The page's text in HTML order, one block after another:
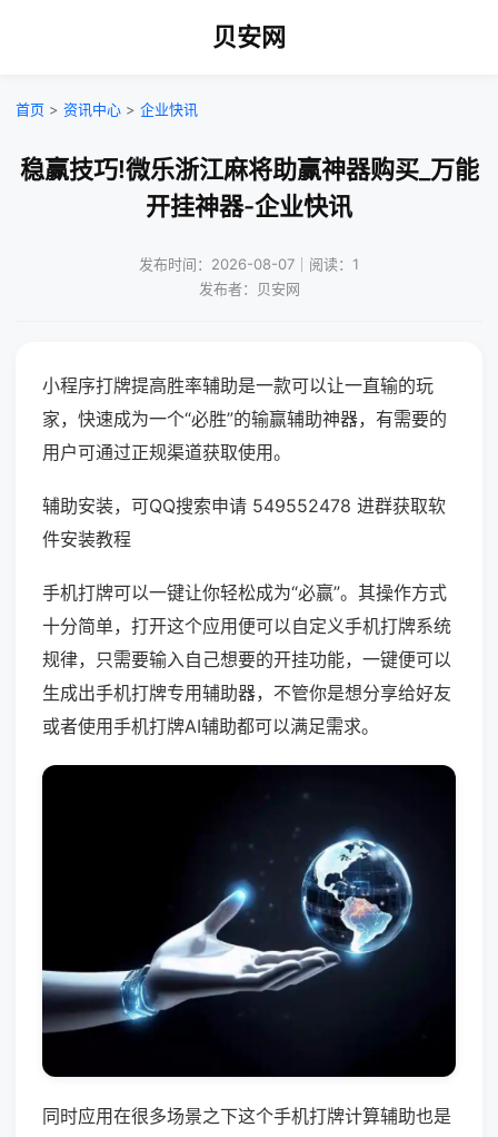
贝安网
首页 > 资讯中心 > 企业快讯
稳赢技巧!微乐浙江麻将助赢神器购买_万能
开挂神器-企业快讯
发布时间：2026-08-07｜阅读：1
发布者：贝安网
小程序打牌提高胜率辅助是一款可以让一直输的玩
家，快速成为一个“必胜”的输赢辅助神器，有需要的
用户可通过正规渠道获取使用。
辅助安装，可QQ搜索申请 549552478 进群获取软
件安装教程
手机打牌可以一键让你轻松成为“必赢”。其操作方式
十分简单，打开这个应用便可以自定义手机打牌系统
规律，只需要输入自己想要的开挂功能，一键便可以
生成出手机打牌专用辅助器，不管你是想分享给好友
或者使用手机打牌AI辅助都可以满足需求。
同时应用在很多场景之下这个手机打牌计算辅助也是